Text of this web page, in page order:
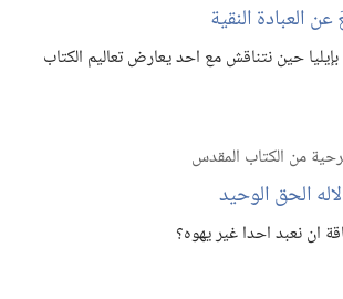
عن العبادة النقية
حين نتناقش مع احد يعارض تعاليم الكتاب
من الكتاب المقدس
الحق الوحيد
ان نعبد احدا غير يهوه؟‏